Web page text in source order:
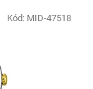
Kód: MID-47518